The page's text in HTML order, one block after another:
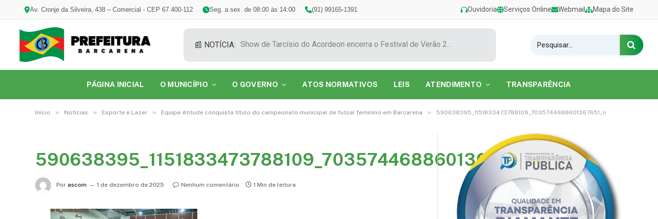
Av. Cronje da Silveira, 438 – Comercial - CEP 67.400-112 Seg. a sex. de 08:00 às 14:00 (91) 99165-1391 Ouvidoria Serviços Online Webmail Mapa do Site
📰 NOTÍCIA: Show de Tarcísio do Acordeon encerra o Festival de Verão 2026 na Praia do Caripi
PÁGINA INICIAL O MUNICÍPIO O GOVERNO ATOS NORMATIVOS LEIS ATENDIMENTO TRANSPARÊNCIA
Início » Notícias » Esporte e Lazer » Equipe Atitude conquista título do campeonato municipal de futsal feminino em Barcarena » 590638395_1151833473788109_7035744688601367651_n
590638395_1151833473788109_7035744688601367651_n
Por ascom 1 de dezembro de 2025 Nenhum comentário 1 Min de leitura